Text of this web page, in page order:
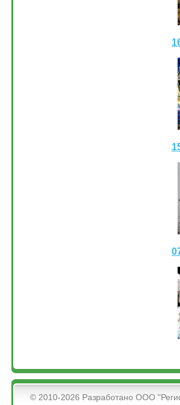
&bsps;
© 2010-2026 Разработано ООО